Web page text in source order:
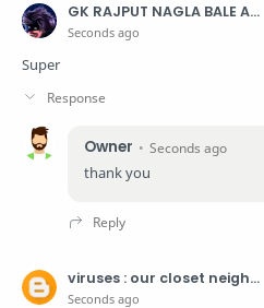
GK RAJPUT NAGLA BALE AZAMABAD ARAON FIROZABAD
Seconds ago
Super
Owner Seconds ago
thank you
viruses : our closet neighbour
Seconds ago